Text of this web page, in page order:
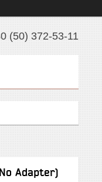
(50) 372-53-11
Adapter)